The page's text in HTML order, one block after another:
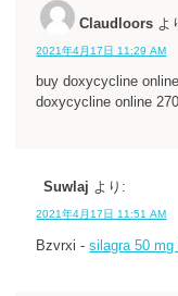
Claudloors よ
2021年4月17日 11:29 AM
buy doxycycline
doxycycline online
Suwlaj より:
2021年4月17日 11:51 AM
Bzvrxi -silagra 50 mg